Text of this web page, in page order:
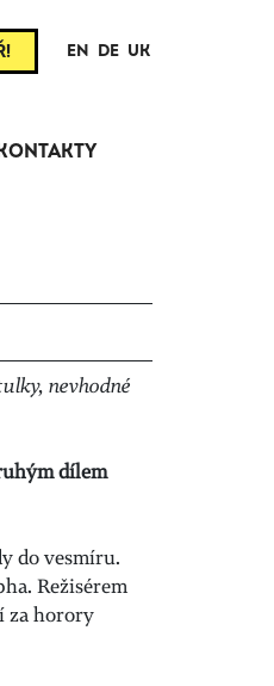
EN DE UK
nevhodné
dílem
do vesmíru.
Režisérem
za horory